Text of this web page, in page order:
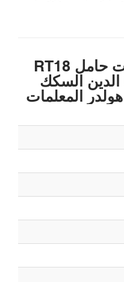
4 القطب الصمامات حامل RT18
سلسلة AC و DC الدين السكك
المعلمات